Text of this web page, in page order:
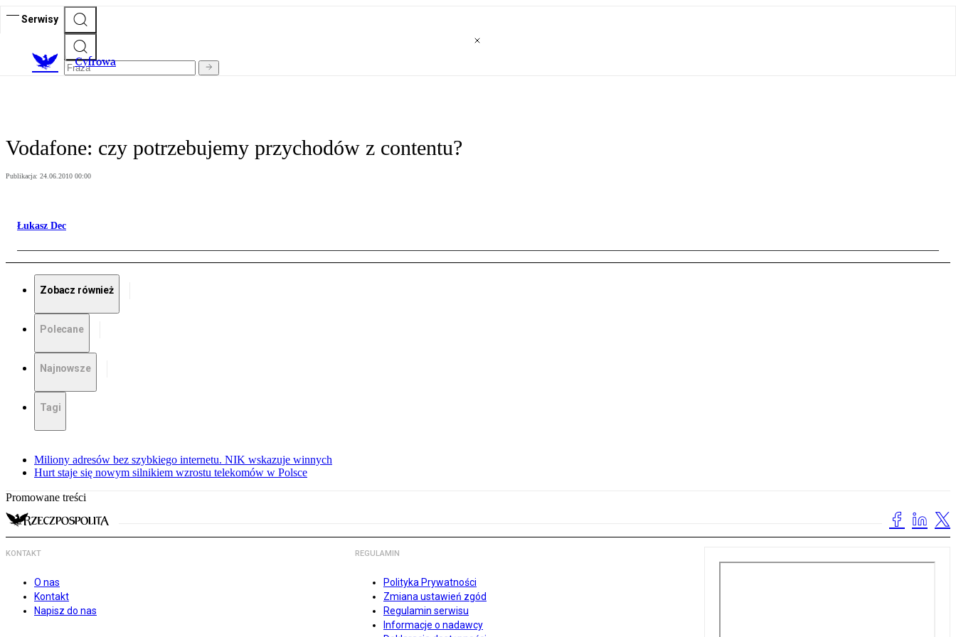
Serwisy
Cyfrowa
Vodafone: czy potrzebujemy przychodów z contentu?
Publikacja: 24.06.2010 00:00
Łukasz Dec
Zobacz również
Polecane
Najnowsze
Tagi
Miliony adresów bez szybkiego internetu. NIK wskazuje winnych
Hurt staje się nowym silnikiem wzrostu telekomów w Polsce
Promowane treści
KONTAKT
O nas
Kontakt
Napisz do nas
REGULAMIN
Polityka Prywatności
Zmiana ustawień zgód
Regulamin serwisu
Informacje o nadawcy